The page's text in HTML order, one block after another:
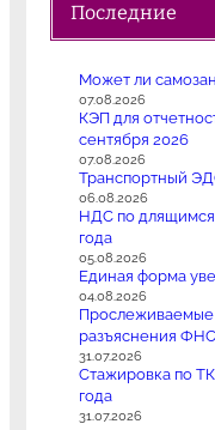
Последние
Может ли
07.08.2026
КЭП для
сентября 2026
07.08.2026
Транспортный
06.08.2026
НДС по длящимся
года
05.08.2026
Единая форма
04.08.2026
разъяснения ФНС
31.07.2026
Стажировка по
года
31.07.2026